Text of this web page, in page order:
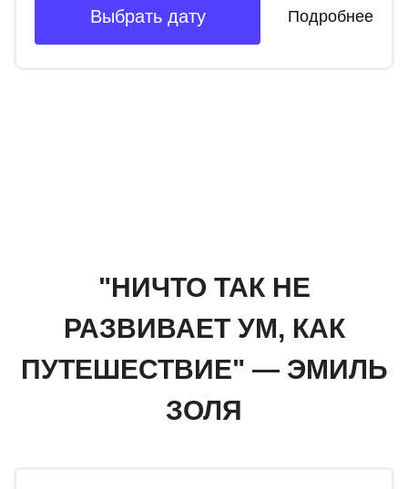
Выбрать дату Подробнее
"НИЧТО ТАК НЕ
РАЗВИВАЕТ УМ, КАК
ПУТЕШЕСТВИЕ" — ЭМИЛЬ
ЗОЛЯ